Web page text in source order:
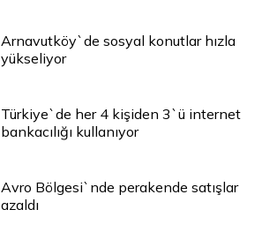
Arnavutköy`de sosyal konutlar hızla
yükseliyor
Türkiye`de her 4 kişiden 3`ü internet
bankacılığı kullanıyor
Avro Bölgesi`nde perakende satışlar
azaldı